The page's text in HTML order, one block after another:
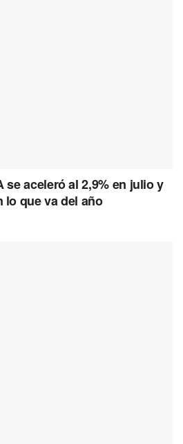
se aceleró al 2,9% en julio y
lo que va del año